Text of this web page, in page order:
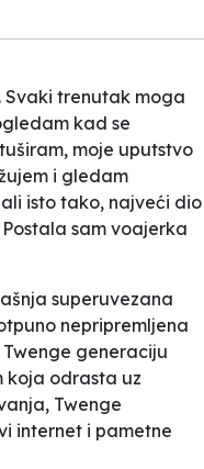
Svaki trenutak moga
kad se
moje uputstvo
i gledam
isto tako, najveći dio
sam voajerka
superuvezana
nepripremljena
generaciju
koja odrasta uz
Twenge
internet i pametne